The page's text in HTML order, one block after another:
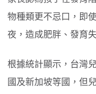
物種類更不忌口，即
夜，造成肥胖、發育
根據統計顯示，台灣
國及新加坡等國，但